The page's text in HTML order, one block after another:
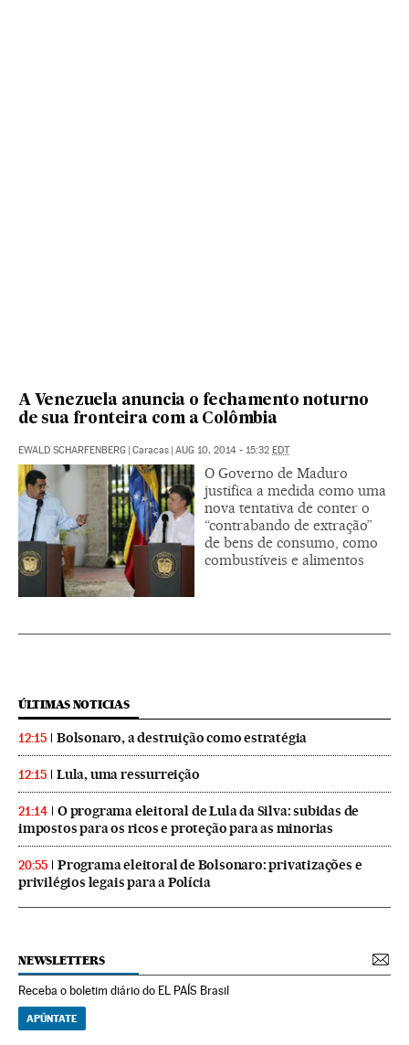
A Venezuela anuncia o fechamento noturno
de sua fronteira com a Colômbia
EWALD SCHARFENBERG | Caracas | AUG 10, 2014 - 15:32 EDT
O Governo de Maduro
justifica a medida como uma
nova tentativa de conter o
“contrabando de extração”
de bens de consumo, como
combustíveis e alimentos
ÚLTIMAS NOTICIAS
12:15 Bolsonaro, a destruição como estratégia
12:15 Lula, uma ressurreição
21:14
O programa eleitoral de Lula da Silva: subidas de
impostos para os ricos e proteção para as minorias
20:55
Programa eleitoral de Bolsonaro: privatizações e
privilégios legais para a Polícia
NEWSLETTERS
Receba o boletim diário do EL PAÍS Brasil
APÚNTATE